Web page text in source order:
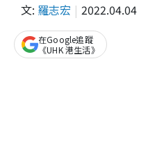
文: 羅志宏 2022.04.04
在Google追蹤
《UHK 港生活》